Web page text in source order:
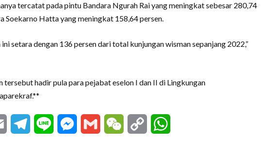
tercatat pada pintu Bandara Ngurah Rai yang meningkat sebesar 280,74
Soekarno Hatta yang meningkat 158,64 persen.
ini setara dengan 136 persen dari total kunjungan wisman sepanjang 2022,”
tersebut hadir pula para pejabat eselon I dan II di Lingkungan
Email Telegram
Line Messenger
Gmail WeChat Copy